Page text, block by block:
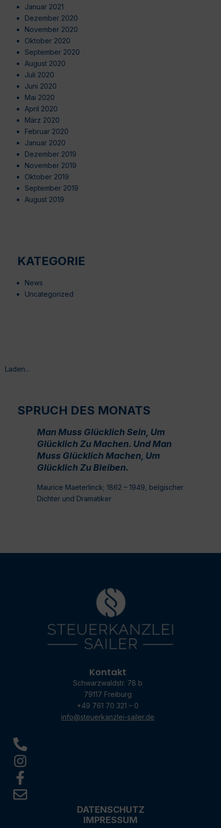
Januar 2021
Dezember 2020
November 2020
Oktober 2020
September 2020
August 2020
Juli 2020
Juni 2020
Mai 2020
April 2020
März 2020
Februar 2020
Januar 2020
Dezember 2019
November 2019
Oktober 2019
September 2019
August 2019
KATEGORIE
News
Uncategorized
Laden...
SPRUCH DES MONATS
Man Muss Glücklich Sein, Um
Glücklich Zu Machen. Und Man
Muss Glücklich Machen, Um
Glücklich Zu Bleiben.
Maurice Maeterlinck; 1862 – 1949, belgischer
Dichter und Dramatiker
Kontakt
Schwarzwaldstr. 78 b
79117 Freiburg
+49 761 70 321 – 0
info@steuerkanzlei-sailer.de
DATENSCHUTZ
IMPRESSUM